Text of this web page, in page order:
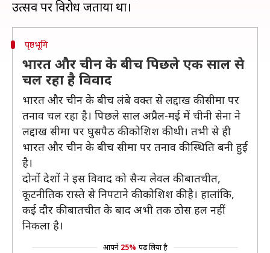
पृष्ठभूमि
भारत और चीन के बीच पिछले एक साल से
चल रहा है विवाद
भारत और चीन के बीच लंबे वक्त से लद्दाख की सीमा पर
तनाव चल रहा है। पिछले साल अप्रैल-मई में चीनी सेना ने
लद्दाख सीमा पर घुसपैठ की कोशिश की थी। तभी से ही
भारत और चीन के बीच सीमा पर तनाव की स्थिति बनी हुई
है।
दोनों देशों ने इस विवाद को सैन्य लेवल की बातचीत,
कूटनीतिक रास्ते से निपटाने की कोशिश की है। हालांकि,
कई दौर की बातचीत के बाद अभी तक ठोस हल नहीं
निकला है।
आपने 25% पढ़ लिया है